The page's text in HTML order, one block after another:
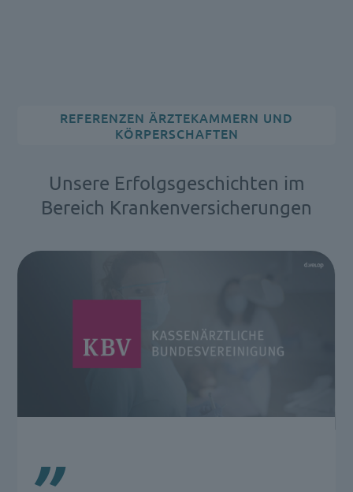
REFERENZEN ÄRZTEKAMMERN UND
KÖRPERSCHAFTEN
Unsere Erfolgsgeschichten im
Bereich Krankenversicherungen